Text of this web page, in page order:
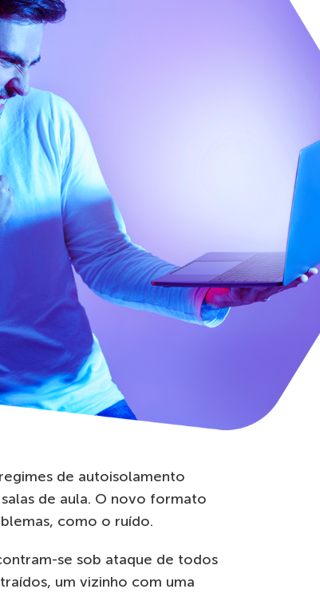
de autoisolamento
de aula. O novo formato
como o ruído.
se sob ataque de todos
um vizinho com uma